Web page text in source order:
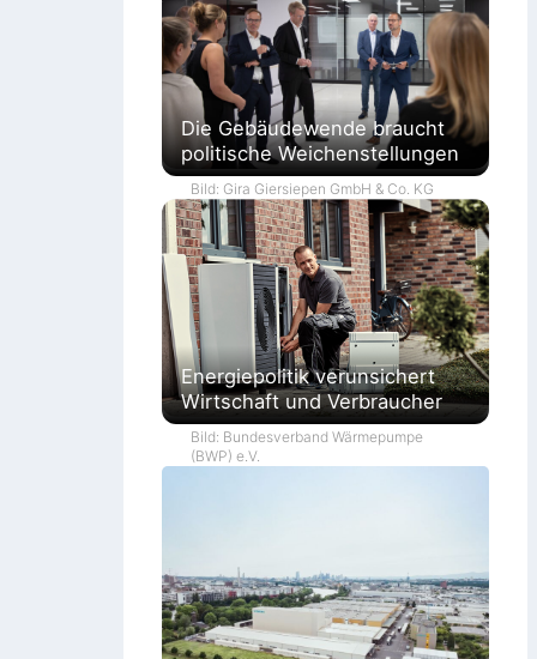
Die Gebäudewende braucht
politische Weichenstellungen
Bild: Gira Giersiepen GmbH & Co. KG
Energiepolitik verunsichert
Wirtschaft und Verbraucher
Bild: Bundesverband Wärmepumpe
(BWP) e.V.